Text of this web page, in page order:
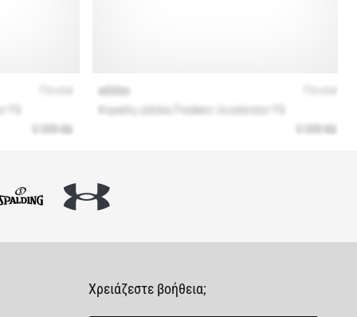
Χρειάζεστε βοήθεια;